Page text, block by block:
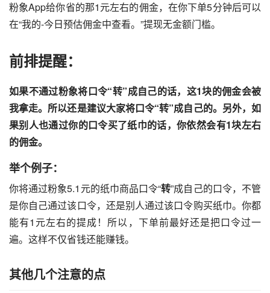
粉象App给你省的那1元左右的佣金，在你下单5分钟后可以
在“我的-今日预估佣金中查看。”提现无金额门槛。
前排提醒：
如果不通过粉象将口令“转”成自己的话，这1块的佣金会被
我拿走。所以还是建议大家将口令“转”成自己的。另外，如
果别人也通过你的口令买了纸巾的话，你依然会有1块左右
的佣金。
举个例子：
你将通过粉象5.1元的纸巾商品口令“转”成自己的口令，不管
是你自己通过该口令，还是别人通过该口令购买纸巾。你都
能有1元左右的提成！所以，下单前最好还是把口令过一
遍。这样不仅省钱还能赚钱。
其他几个注意的点